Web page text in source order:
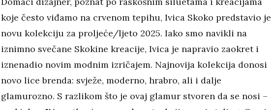
koje često viđamo na crvenom tepihu, Ivica Skoko predstavio je
novu kolekciju za proljeće/ljeto 2025. Iako smo navikli na
iznimno svečane Skokine kreacije, Ivica je napravio zaokret i
iznenadio novim modnim izričajem. Najnovija kolekcija donosi
novo lice brenda: svježe, moderno, hrabro, ali i dalje
glamurozno. S razlikom što je ovaj glamur stvoren da se nosi –